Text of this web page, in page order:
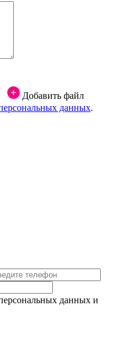
Добавить файл
данных.
данных и